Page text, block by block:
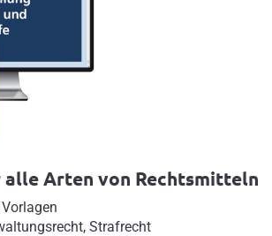
Arten von Rechtsmitteln
Strafrecht